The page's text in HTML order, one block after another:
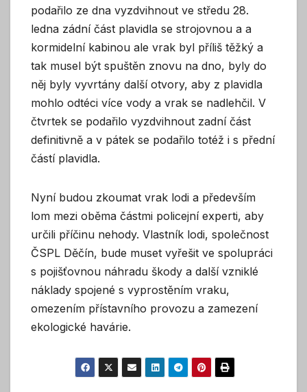
podařilo ze dna vyzdvihnout ve středu 28.
ledna zádní část plavidla se strojovnou a a
kormidelní kabinou ale vrak byl příliš těžký a
tak musel být spuštěn znovu na dno, byly do
něj byly vyvrtány další otvory, aby z plavidla
mohlo odtéci více vody a vrak se nadlehčil. V
čtvrtek se podařilo vyzdvihnout zadní část
definitivně a v pátek se podařilo totéž i s přední
částí plavidla.
Nyní budou zkoumat vrak lodi a především
lom mezi oběma částmi policejní experti, aby
určili příčinu nehody. Vlastník lodi, společnost
ČSPL Děčín, bude muset vyřešit ve spolupráci
s pojišťovnou náhradu škody a další vzniklé
náklady spojené s vyprostěním vraku,
omezením přístavního provozu a zamezení
ekologické havárie.